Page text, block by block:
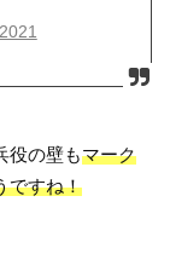
役の壁もマーク
ですね！